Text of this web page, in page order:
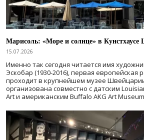
Марисоль: «Море и солнце» в
15.07.2026
Именно так сегодня читается имя
Эскобар (1930-2016), первая европейская
проходит в крупнейшем музее
организована совместно с датским
Art и американским Buffalo AKG Art